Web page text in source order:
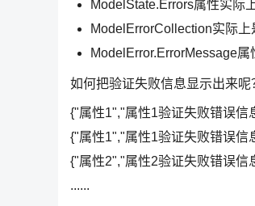
ModelState.Errors属性实际
ModelErrorCollection实际
ModelError.ErrorMessage
如何把验证失败信息显示出来呢
{"属性1","属性1验证失败错误信
{"属性1","属性1验证失败错误信
{"属性2","属性2验证失败错误信
......